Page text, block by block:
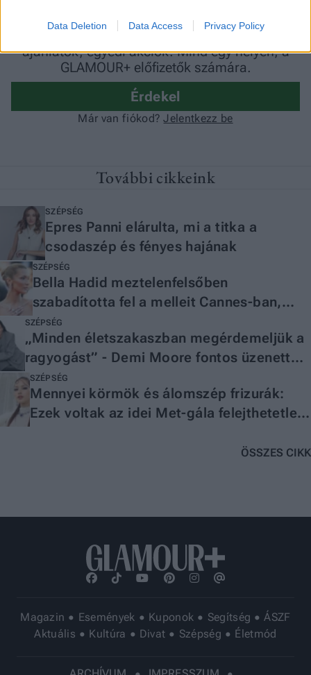
Data Deletion Data Access Privacy Policy
További cikkeink
SZÉPSÉG
Epres Panni elárulta, mi a titka a
csodaszép és fényes hajának
SZÉPSÉG
Bella Hadid meztelenfelsőben
szabadította fel a melleit Cannes-ban,
óriási feltűnést keltett
SZÉPSÉG
„Minden életszakaszban megérdemeljük a
ragyogást” - Demi Moore fontos üzenettel
csatlakozott a Lancôme csapatához
SZÉPSÉG
Mennyei körmök és álomszép frizurák:
Ezek voltak az idei Met-gála felejthetetlen
ÖSSZES CIKK
Magazin Események Kuponok Segítség
ÁSZF
Aktuális
Kultúra Divat Szépség Életmód